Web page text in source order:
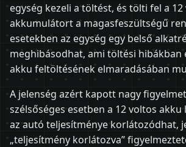
egység kezeli a töltést, és tölti fel a
akkumulátort a magasfeszültségű
esetekben az egység egy belső
meghibásodhat, ami töltési hibákban
akku feltöltésének elmaradásában
A jelenség azért kapott nagy
szélsőséges esetben a 12 voltos
az autó teljesítménye korlátozódhat,
„teljesítmény korlátozva”